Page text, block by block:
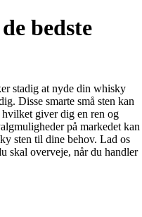
bedste
stadig at nyde din whisky
Disse smarte små sten kan
giver dig en ren og
på markedet kan
sten til dine behov. Lad os
skal overveje, når du handler